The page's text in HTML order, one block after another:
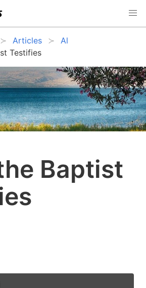
Articles
Al
Testifies
Baptist